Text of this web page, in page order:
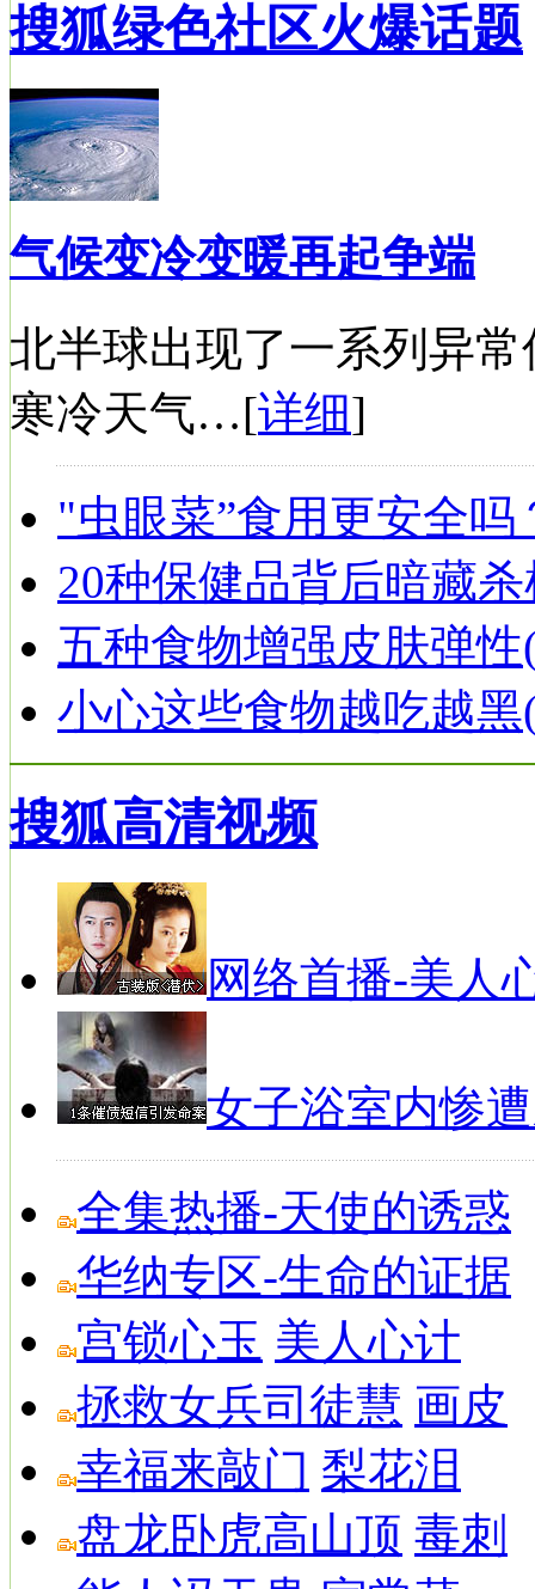
搜狐绿色社区火爆话题
气候变冷变暖再起争端
北半球出现了一系列异
寒冷天气…[详细]
"虫眼菜”食用更安全吗
20种保健品背后暗藏杀
五种食物增强皮肤弹
小心这些食物越吃越
搜狐高清视频
网络首播-美人
女子浴室内惨
全集热播-天使的诱惑
华纳专区-生命的证据
宫锁心玉 美人心计
拯救女兵司徒慧 画皮
幸福来敲门 梨花泪
盘龙卧虎高山顶 毒刺